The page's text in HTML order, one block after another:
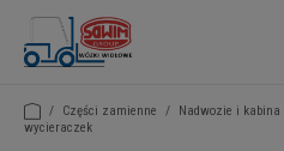
/ Części zamienne / Nadwozie i kabina
wycieraczek